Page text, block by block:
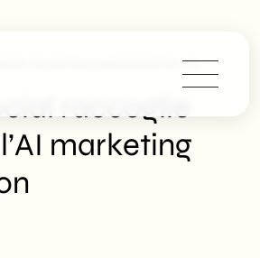
Social Raccoglie $30M Per L’AI
raccoglie
marketing